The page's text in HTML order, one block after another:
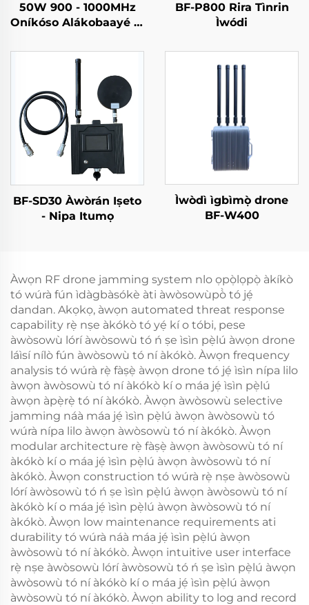
50W 900 - 1000MHz
Oníkóso Alákobaayé Tí
Aluminum Case
Counter Drone
Antennas
BF-P800 Rira Tìnrin
Ìwódi
BF-SD30 Àwòrán Iṣeto
- Nipa Itumọ
Ìwòdì ìgbìmọ̀ drone
BF-W400
Àwọn RF drone jamming system nlo ọpọ̀lọpọ̀ àkíkò
tó wúrà fún ìdàgbàsókè àti àwòsowùpò̀ tó jẹ́
dandan. Akọkọ, àwọn automated threat response
capability rẹ̀ nṣe àkókò tó yẹ́ kí o tóbi, pese
àwòsowù lórí àwòsowù tó ń ṣe ìsìn pẹ̀lú àwọn drone
láìsí nílò fún àwòsowù tó ní àkókò. Àwọn frequency
analysis tó wúrà rẹ̀ fàṣẹ̀ àwọn drone tó jẹ́ ìsìn nípa lilo
àwọn àwòsowù tó ní àkókò kí o máa jẹ́ ìsìn pẹ̀lú
àwọn àpẹ̀rẹ̀ tó ní àkókò. Àwọn àwòsowù selective
jamming náà máa jẹ́ ìsìn pẹ̀lú àwọn àwòsowù tó
wúrà nípa lilo àwọn àwòsowù tó ní àkókò. Àwọn
modular architecture rẹ̀ fàṣẹ̀ àwọn àwòsowù tó ní
àkókò kí o máa jẹ́ ìsìn pẹ̀lú àwọn àwòsowù tó ní
àkókò. Àwọn construction tó wúrà rẹ̀ nṣe àwòsowù
lórí àwòsowù tó ń ṣe ìsìn pẹ̀lú àwọn àwòsowù tó ní
àkókò kí o máa jẹ́ ìsìn pẹ̀lú àwọn àwòsowù tó ní
àkókò. Àwọn low maintenance requirements ati
durability tó wúrà náà máa jẹ́ ìsìn pẹ̀lú àwọn
àwòsowù tó ní àkókò. Àwọn intuitive user interface
rẹ̀ nṣe àwòsowù lórí àwòsowù tó ń ṣe ìsìn pẹ̀lú àwọn
àwòsowù tó ní àkókò kí o máa jẹ́ ìsìn pẹ̀lú àwọn
àwòsowù tó ní àkókò. Àwọn ability to log and record